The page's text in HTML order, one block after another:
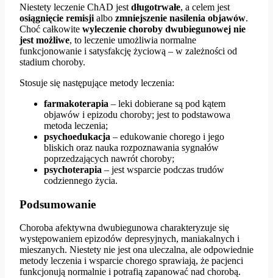
Niestety leczenie ChAD jest długotrwałe, a celem jest
osiągnięcie remisji albo zmniejszenie nasilenia objawów.
Choć całkowite wyleczenie choroby dwubiegunowej nie
jest możliwe, to leczenie umożliwia normalne
funkcjonowanie i satysfakcję życiową – w zależności od
stadium choroby.
Stosuje się następujące metody leczenia:
farmakoterapia – leki dobierane są pod kątem
objawów i epizodu choroby; jest to podstawowa
metoda leczenia;
psychoedukacja – edukowanie chorego i jego
bliskich oraz nauka rozpoznawania sygnałów
poprzedzających nawrót choroby;
psychoterapia – jest wsparcie podczas trudów
codziennego życia.
Podsumowanie
Choroba afektywna dwubiegunowa charakteryzuje się
występowaniem epizodów depresyjnych, maniakalnych i
mieszanych. Niestety nie jest ona uleczalna, ale odpowiednie
metody leczenia i wsparcie chorego sprawiają, że pacjenci
funkcjonują normalnie i potrafią zapanować nad chorobą.